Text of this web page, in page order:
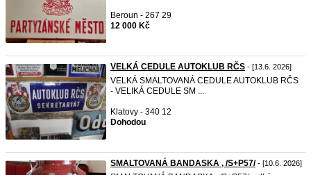
Beroun - 267 29
12 000 Kč
VELKÁ CEDULE AUTOKLUB RČS - [13.6. 2026]
VELKÁ SMALTOVANÁ CEDULE AUTOKLUB RČS
- VELIKÁ CEDULE SM ...
Klatovy - 340 12
Dohodou
SMALTOVANÁ BANDASKA , /S+P57/- [10.6. 2026]